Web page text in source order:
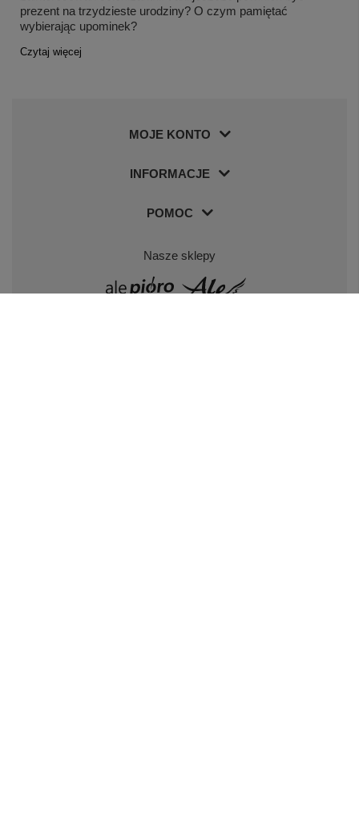
prezent na trzydzieste urodziny? O czym pamiętać
wybierając upominek?
Czytaj więcej
MOJE KONTO
INFORMACJE
POMOC
Nasze sklepy